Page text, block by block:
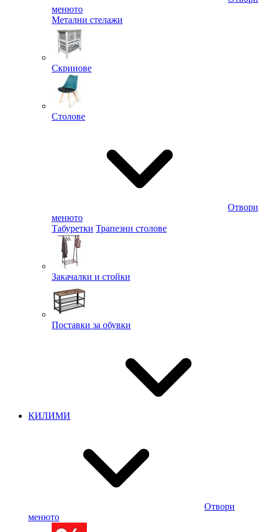
менюто
Метални стелажи
Скринове
Столове
Отвори
менюто
Табуретки Трапезни столове
Закачалки и стойки
Поставки за обувки
КИЛИМИ
Отвори
менюто